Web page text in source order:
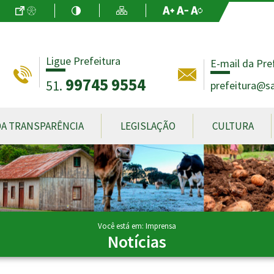
Ir para o Conteúdo
AcessibilidadeAlto ContrasteMapa do Site Aumentar
Diminuir
Fonte Original
Ligue Prefeitura
51. 99745 9554
E-mail da
TRANSPARÊNCIA LEGISLAÇÃO CULTURA
Você está em: Imprensa
Notícias